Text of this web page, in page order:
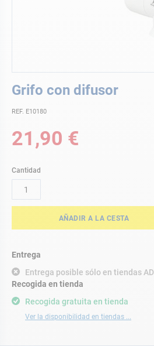
Grifo con difusor
REF. E10180
21,90 €
Cantidad
AÑADIR A LA CESTA
Entrega
Entrega posible sólo en tiendas AD
Recogida gratuita en tienda
Ver la disponibilidad en tiendas ...
Recogida en tienda
al
de
galería
de